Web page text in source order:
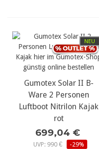
NEU
Gumotex Solar II B-
Ware 2 Personen
Luftboot Nitrilon Kajak
rot
699,04 €
UVP: 990 € -29%